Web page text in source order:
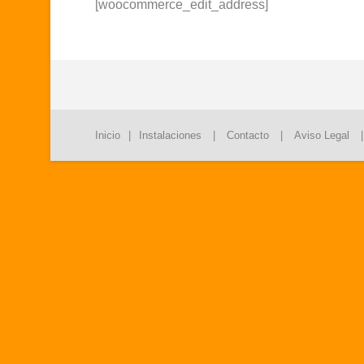
[woocommerce_edit_address]
Inicio Instalaciones Contacto Aviso Legal